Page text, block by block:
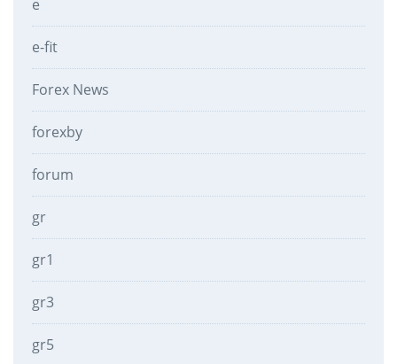
e
e-fit
Forex News
forexby
forum
gr
gr1
gr3
gr5